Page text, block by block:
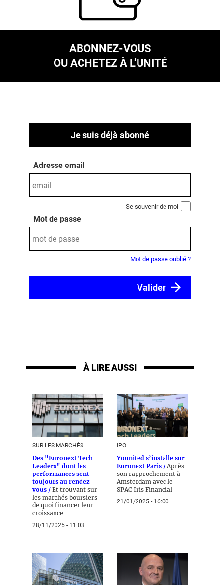
ABONNEZ-VOUS
OU ACHETEZ À L’UNITÉ
Je suis déjà abonné
Adresse email
Se souvenir de moi
Mot de passe
Mot de passe oublié ?
À LIRE AUSSI
SUR LES MARCHÉS
Des "Euronext Tech
Leaders" dont les
performances sont
toujours au rendez-
vous / Et trouvant sur
les marchés boursiers
de quoi financer leur
croissance
28/11/2025 - 11:03
IPO
Younited s’installe sur
Euronext Paris / Après
son rapprochement à
Amsterdam avec le
SPAC Iris Financial
21/01/2025 - 16:00